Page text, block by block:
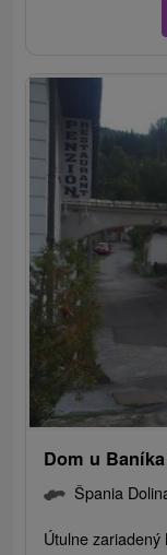
Dom u
Špania
Útulne